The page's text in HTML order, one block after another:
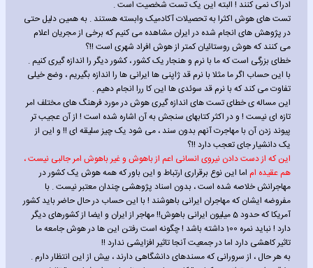
ادراک نمی کنند ! البته این یک تست شخصیت است .
تست های هوش اکثرا به تحصیلات آکادمیک وابسته هستند . به همین دلیل حتی
در پژوهش های انجام شده در ایران مشاهده می کنیم که برخی از مجریان اعلام
می کنند که هوش روستائیان کمتر از هوش افراد شهری است !!؟
خطای بزرگی است که ما با نرم و هنجار یک کشور ، کشور دیگر را اندازه گیری کنیم .
با این حساب اگر ما مثلا با نرم قد ژاپنی ها ایرانی ها را اندازه بگیریم ، وضع خیلی
تفاوت می کند که با نرم قد سوئدی ها این کا ررا انجام دهیم .
این مساله ی خطای تست های اندازه گیری هوش در مورد فرهنگ های مختلف امر
تازه ای نیست ! و در اکثر کتابهای سنجش به آن اشاره شده است ! از آن عجیب تر
پیوند زدن آن با مهاجرت آنهم بدون سند ، می شود یک چیز سلیقه ای !! و این از
یک دانشیار جای تعجب دارد !!؟
این که از دست دادن نیروی انسانی اعم از باهوش و غیر باهوش امر جالبی نیست ،
هم عقیده ام اما این نوع برقراری ارتباط و این باور که همه هوش یک کشور در
مهاجرانش خلاصه شده است ، بدون اسناد پژوهشی چندان معتبر نیست . با
مفروضه ایشان که مهاجران ایرانی باهوشند ! با این حساب در حال حاضر باید کشور
آمریکا که حدود 5 میلیون ایرانی باهوش!! مهاجر از ایران و ایضا از کشورهای دیگر
دارد ! نباید نمره 100 داشته باشد ! چگونه است رفتن این ها در هوش جامعه ما
تاثیر کاهشی دارد اما در جمعیت آنجا تاثیر افزایشی ندارد !!
به هر حال ، از سرورانی که مسندهای دانشگاهی دارند ، بیش از این انتظار دارم .